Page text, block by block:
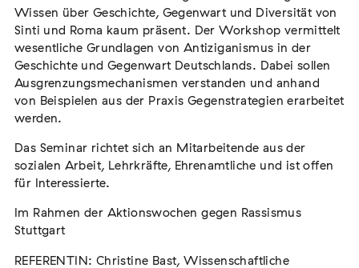
02. August 2026 - 16. August 2026 Darmstadt
Flucht – Internierung – Deportation –
Vernichtung
07. August 2026
Wissen über Geschichte, Gegenwart und Diversität von
Sinti und Roma kaum präsent. Der Workshop vermittelt
wesentliche Grundlagen von Antiziganismus in der
Geschichte und Gegenwart Deutschlands. Dabei sollen
Ausgrenzungsmechanismen verstanden und anhand
von Beispielen aus der Praxis Gegenstrategien erarbeitet
werden.
Das Seminar richtet sich an Mitarbeitende aus der
sozialen Arbeit, Lehrkräfte, Ehrenamtliche und ist offen
für Interessierte.
Im Rahmen der Aktionswochen gegen Rassismus
Stuttgart
REFERENTIN: Christine Bast, Wissenschaftliche